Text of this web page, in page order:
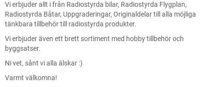
Vi erbjuder allt i från Radiostyrda bilar, Radiostyrda Flygplan,
Radiostyrda Båtar, Uppgraderingar, Originaldelar till alla möjliga
tänkbara tillbehör till radiostyrda produkter.
Vi erbjuder även ett brett sortiment med hobby tillbehör och
byggsatser.
Ni vet, sånt vi alla älskar :)
Varmt välkomna!